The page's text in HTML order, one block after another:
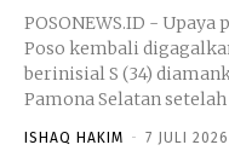
POSONEWS.ID -
Poso kembali digagalkan
berinisial S (34)
Pamona Selatan setelah
ISHAQ HAKIM - 7 JULI 2026